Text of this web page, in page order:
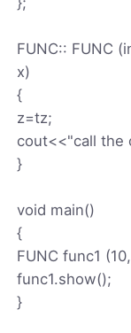
FUNC:: FUNC
x)
{
z=tz;
cout<<"call the
}
void main()
{
FUNC func1
func1.show();
}